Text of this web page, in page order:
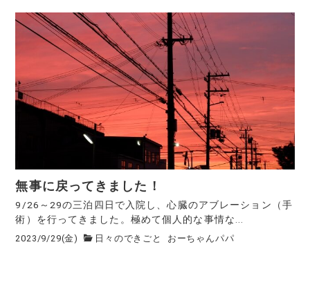
無事に戻ってきました！
9/26～29の三泊四日で入院し、心臓のアブレーション（手
術）を行ってきました。極めて個人的な事情な...
2023/9/29(金) 日々のできごと おーちゃんパパ